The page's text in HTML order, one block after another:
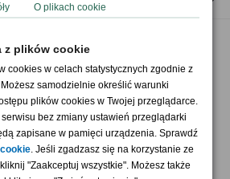
płatności
O plikach cookie
z plików cookie
cookies w celach statystycznych zgodnie z
Możesz samodzielnie określić warunki
plików cookies w Twojej przeglądarce.
bez zmiany ustawień przeglądarki
zapisane w pamięci urządzenia. Sprawdź
. Jeśli zgadzasz się na korzystanie ze
"Zaakceptuj wszystkie". Możesz także